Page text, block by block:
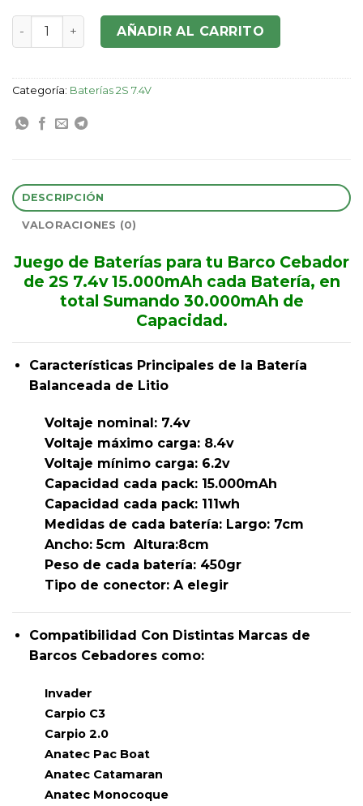
Juego 2 baterías litio 2s 7.4v y 15.000mAh cantidad
AÑADIR AL CARRITO
Categoría: Baterías 2S 7.4V
DESCRIPCIÓN
VALORACIONES (0)
Juego de Baterías para tu Barco Cebador
de 2S 7.4v 15.000mAh cada Batería, en
total Sumando 30.000mAh de
Capacidad.
Características Principales de la Batería
Balanceada de Litio
Voltaje nominal: 7.4v
Voltaje máximo carga: 8.4v
Voltaje mínimo carga: 6.2v
Capacidad cada pack: 15.000mAh
Capacidad cada pack: 111wh
Medidas de cada batería: Largo: 7cm
Ancho: 5cm Altura:8cm
Peso de cada batería: 450gr
Tipo de conector: A elegir
Compatibilidad Con Distintas Marcas de
Barcos Cebadores como:
Invader
Carpio C3
Carpio 2.0
Anatec Pac Boat
Anatec Catamaran
Anatec Monocoque